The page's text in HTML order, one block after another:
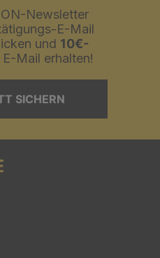
Newsletter
E-Mail
und 10€-
E-Mail erhalten!
SICHERN